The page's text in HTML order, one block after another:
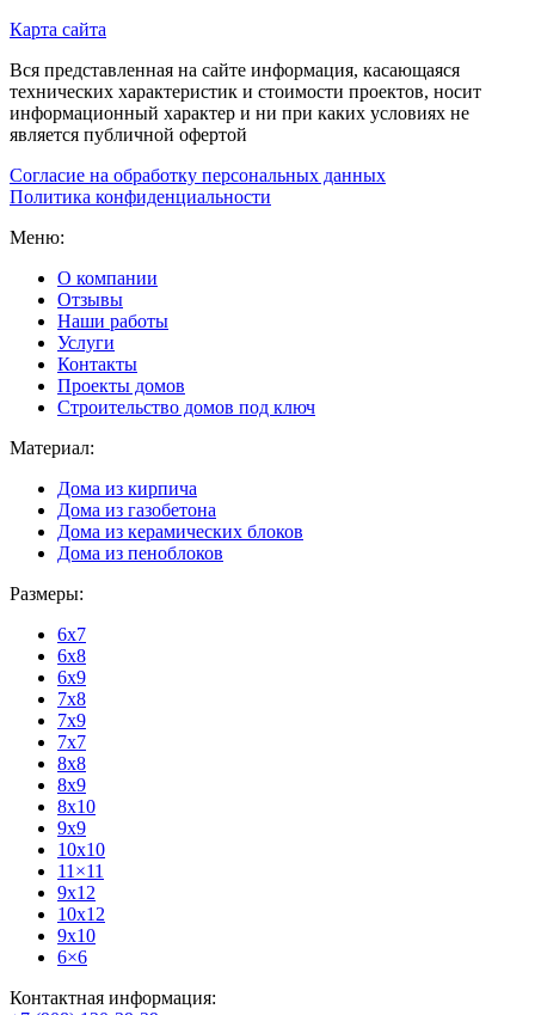
Карта сайта
Вся представленная на сайте информация, касающаяся
технических характеристик и стоимости проектов, носит
информационный характер и ни при каких условиях не
является публичной офертой
Согласие на обработку персональных данных
Политика конфиденциальности
Меню:
О компании
Отзывы
Наши работы
Услуги
Контакты
Проекты домов
Строительство домов под ключ
Материал:
Дома из кирпича
Дома из газобетона
Дома из керамических блоков
Дома из пеноблоков
Размеры:
6x7
6x8
6x9
7x8
7x9
7x7
8x8
8x9
8x10
9x9
10x10
11×11
9x12
10x12
9x10
6×6
Контактная информация: